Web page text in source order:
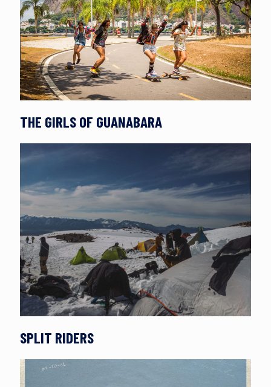
THE GIRLS OF GUANABARA
SPLIT RIDERS